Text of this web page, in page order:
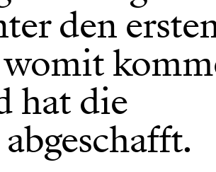
den
hat die